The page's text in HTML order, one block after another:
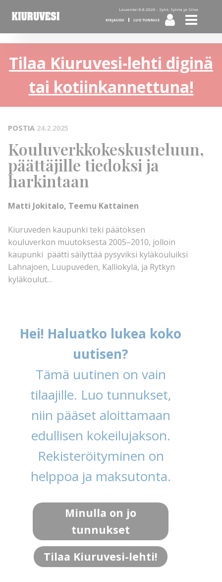
Lauantai 8.8.2026 - Sylvi, Sylvia ja Silva
KIRJAUDU LUO TUNNUS
Tilaa Kiuruvesi-lehti diginä
tai kotiinkannettuna!
POSTIA 24.2.2025
Kouluverkkokeskusteluun,
päättäjille tiedoksi ja
harkintaan
Matti Jokitalo, Teemu Kattainen
Kiuruveden kaupunki teki päätöksen
kouluverkon muutoksesta 2005–2010, jolloin
kaupunki päätti säilyttää pysyviksi kyläkouluiksi
Lahnajoen, Luupuveden, Kalliokylä, ja Rytkyn
kyläkoulut…
Hei! Haluatko lukea koko
uutisen?
Tämä uutinen on vain
tilaajille. Luo tunnukset,
niin pääset aloittamaan
edullisen kokeilujakson.
Rekisteröityminen on
helppoa ja maksutonta.
Minulla on jo
tunnukset
Tilaa Kiuruvesi-lehti!